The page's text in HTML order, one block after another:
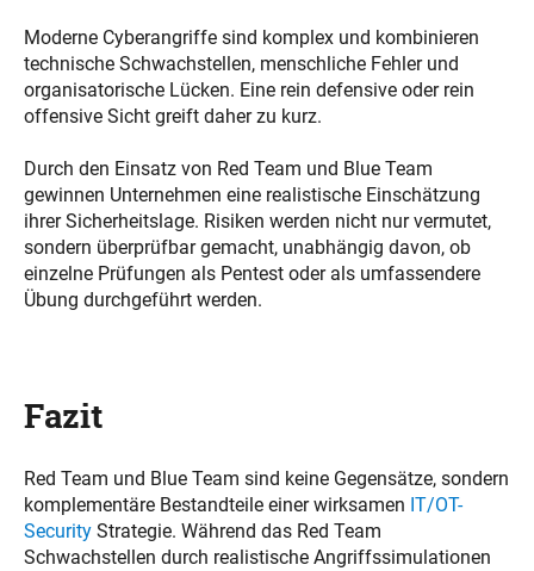
Moderne Cyberangriffe sind komplex und kombinieren
technische Schwachstellen, menschliche Fehler und
organisatorische Lücken. Eine rein defensive oder rein
offensive Sicht greift daher zu kurz.
Durch den Einsatz von Red Team und Blue Team
gewinnen Unternehmen eine realistische Einschätzung
ihrer Sicherheitslage. Risiken werden nicht nur vermutet,
sondern überprüfbar gemacht, unabhängig davon, ob
einzelne Prüfungen als Pentest oder als umfassendere
Übung durchgeführt werden.
Fazit
Red Team und Blue Team sind keine Gegensätze, sondern
komplementäre Bestandteile einer wirksamen IT/OT-
Security Strategie. Während das Red Team
Schwachstellen durch realistische Angriffssimulationen